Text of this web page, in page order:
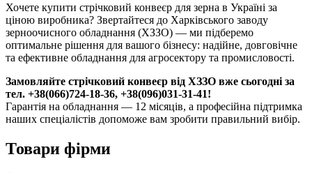
Хочете купити стрічковий конвеєр для зерна в Україні за
ціною виробника? Звертайтеся до Харківського заводу
зерноочисного обладнання (ХЗЗО) — ми підберемо
оптимальне рішення для вашого бізнесу: надійне, довговічне
та ефективне обладнання для агросектору та промисловості.
Замовляйте стрічковий конвеєр від ХЗЗО вже сьогодні за
тел. +38(066)724-18-36, +38(096)031-31-41!
Гарантія на обладнання — 12 місяців, а професійна підтримка
наших спеціалістів допоможе вам зробити правильний вибір.
Товари фірми